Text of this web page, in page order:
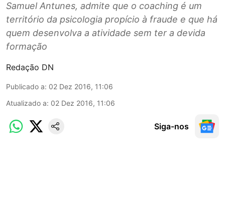
Samuel Antunes, admite que o coaching é um
território da psicologia propício à fraude e que há
quem desenvolva a atividade sem ter a devida
formação
Redação DN
Publicado a: 02 Dez 2016, 11:06
Atualizado a: 02 Dez 2016, 11:06
Siga-nos